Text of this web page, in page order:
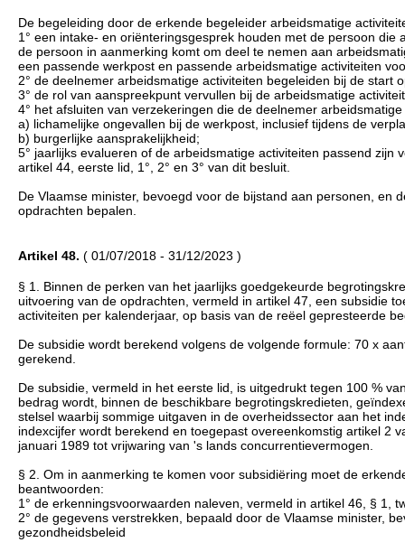
De begeleiding door de erkende begeleider arbeidsmatige
1° een intake- en oriënteringsgesprek houden met de persoon
de persoon in aanmerking komt om deel te nemen aan
een passende werkpost en passende arbeidsmatige activiteiten
2° de deelnemer arbeidsmatige activiteiten begeleiden bij de
3° de rol van aanspreekpunt vervullen bij de arbeidsmatige
4° het afsluiten van verzekeringen die de deelnemer
a) lichamelijke ongevallen bij de werkpost, inclusief tijdens de
b) burgerlijke aansprakelijkheid;
5° jaarlijks evalueren of de arbeidsmatige activiteiten passend
artikel 44, eerste lid, 1°, 2° en 3° van dit besluit.
De Vlaamse minister, bevoegd voor de bijstand aan personen, en
opdrachten bepalen.
Artikel 48. ( 01/07/2018 - 31/12/2023 )
§ 1. Binnen de perken van het jaarlijks goedgekeurde
uitvoering van de opdrachten, vermeld in artikel 47, een subsidie
activiteiten per kalenderjaar, op basis van de reëel gepresteerde
De subsidie wordt berekend volgens de volgende formule: 70 x
gerekend.
De subsidie, vermeld in het eerste lid, is uitgedrukt tegen 100 %
bedrag wordt, binnen de beschikbare begrotingskredieten,
stelsel waarbij sommige uitgaven in de overheidssector aan het
indexcijfer wordt berekend en toegepast overeenkomstig artikel 2
januari 1989 tot vrijwaring van 's lands concurrentievermogen.
§ 2. Om in aanmerking te komen voor subsidiëring moet de
beantwoorden:
1° de erkenningsvoorwaarden naleven, vermeld in artikel 46, § 1,
2° de gegevens verstrekken, bepaald door de Vlaamse minister,
gezondheidsbeleid